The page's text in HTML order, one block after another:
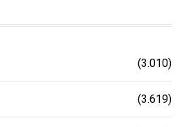
(3.010)
(3.619)